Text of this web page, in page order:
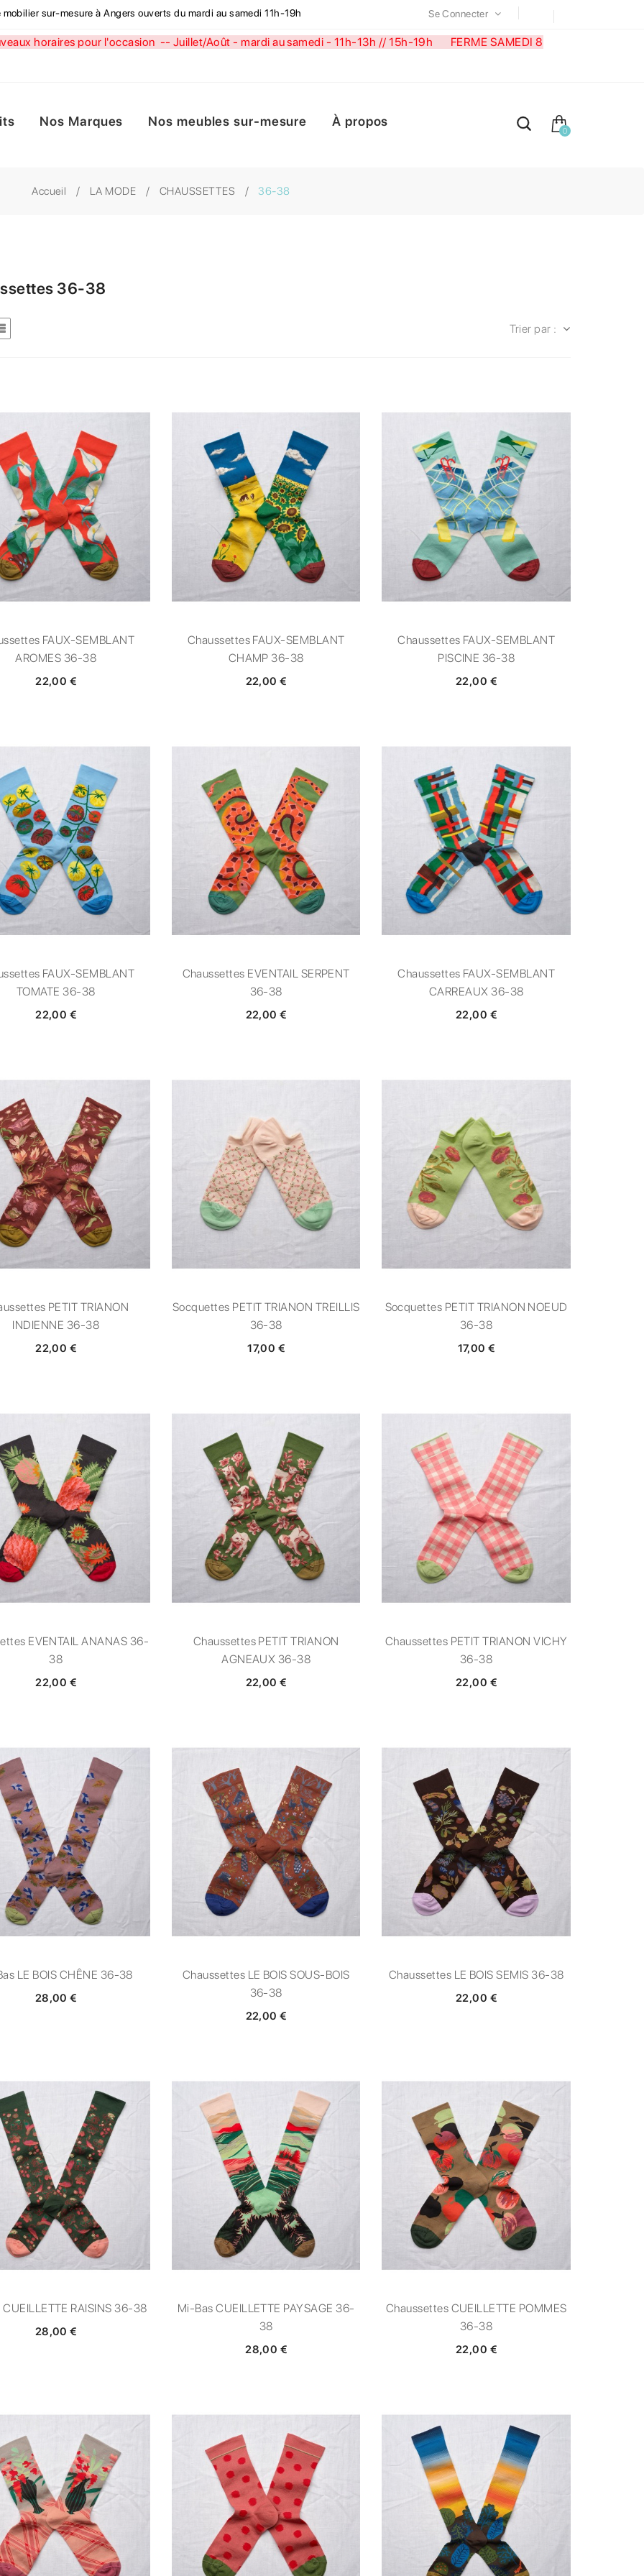
sur-mesure à Angers ouverts du mardi au samedi 11h-19h Se Connecter
horaires pour l'occasion -- Juillet/Août - mardi au samedi - 11h-13h // 15h-19h FERME SAMEDI 8
Nos Marques Nos meubles sur-mesure À propos
0
Accueil LA MODE CHAUSSETTES 36-38
36-38
Trier par :
FAUX-SEMBLANT
AROMES 36-38
22,00 €
Chaussettes FAUX-SEMBLANT
CHAMP 36-38
22,00 €
Chaussettes FAUX-SEMBLANT
PISCINE 36-38
22,00 €
FAUX-SEMBLANT
TOMATE 36-38
22,00 €
Chaussettes EVENTAIL SERPENT
36-38
22,00 €
Chaussettes FAUX-SEMBLANT
CARREAUX 36-38
22,00 €
PETIT TRIANON
INDIENNE 36-38
22,00 €
Socquettes PETIT TRIANON TREILLIS
36-38
17,00 €
Socquettes PETIT TRIANON NOEUD
36-38
17,00 €
EVENTAIL ANANAS 36-
38
22,00 €
Chaussettes PETIT TRIANON
AGNEAUX 36-38
22,00 €
Chaussettes PETIT TRIANON VICHY
36-38
22,00 €
LE BOIS CHÊNE 36-38
28,00 €
Chaussettes LE BOIS SOUS-BOIS
36-38
22,00 €
Chaussettes LE BOIS SEMIS 36-38
22,00 €
RAISINS 36-38
28,00 €
Mi-Bas CUEILLETTE PAYSAGE 36-
38
28,00 €
Chaussettes CUEILLETTE POMMES
36-38
22,00 €